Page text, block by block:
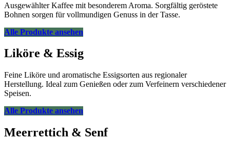
Ausgewählter Kaffee mit besonderem Aroma. Sorgfältig geröstete
Bohnen sorgen für vollmundigen Genuss in der Tasse.
Alle Produkte ansehen
Liköre & Essig
Feine Liköre und aromatische Essigsorten aus regionaler
Herstellung. Ideal zum Genießen oder zum Verfeinern verschiedener
Speisen.
Alle Produkte ansehen
Meerrettich & Senf